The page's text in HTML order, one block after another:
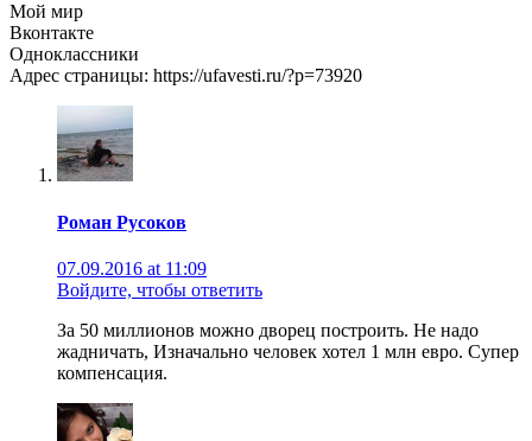
Мой мир
Вконтакте
Одноклассники
Адрес страницы: https://ufavesti.ru/?p=73920
Роман Русоков
07.09.2016 at 11:09
Войдите, чтобы ответить
За 50 миллионов можно дворец построить. Не надо
жадничать, Изначально человек хотел 1 млн евро. Супер
компенсация.